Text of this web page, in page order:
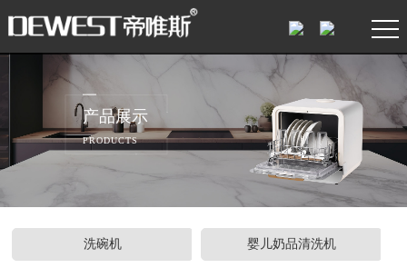
产品展示
PRODUCTS
洗碗机 婴儿奶品清洗机